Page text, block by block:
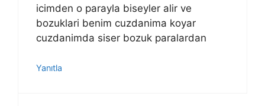
icimden o parayla biseyler alir ve
bozuklari benim cuzdanima koyar
cuzdanimda siser bozuk paralardan
Yanıtla